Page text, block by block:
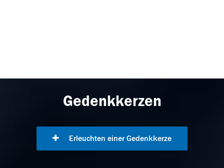
Gedenkkerzen
Erleuchten einer Gedenkkerze